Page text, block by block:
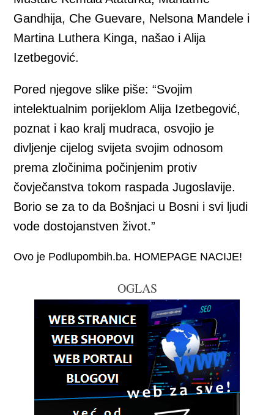
Gandhija, Che Guevare, Nelsona Mandele i
Martina Luthera Kinga, našao i Alija
Izetbegović.
Pored njegove slike piše: “Svojim
intelektualnim porijeklom Alija Izetbegović,
poznat i kao kralj mudraca, osvojio je
divljenje cijelog svijeta svojim odnosom
prema zločinima počinjenim protiv
čovječanstva tokom raspada Jugoslavije.
Borio se za to da Bošnjaci u Bosni i svi ljudi
vode dostojanstven život.”
Ovo je Podlupombih.ba. HOMEPAGE NACIJE!
OGLAS